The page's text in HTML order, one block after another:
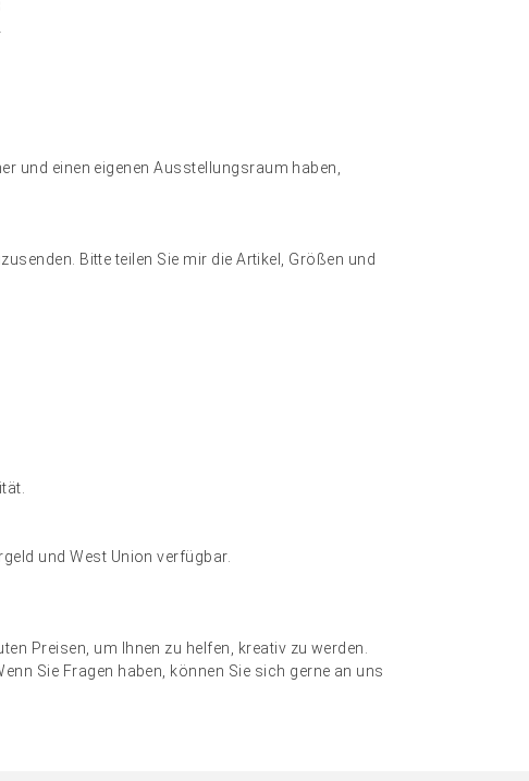
und einen eigenen Ausstellungsraum haben,
Bitte teilen Sie mir die Artikel, Größen und
und West Union verfügbar.
Preisen, um Ihnen zu helfen, kreativ zu werden.
Sie Fragen haben, können Sie sich gerne an uns